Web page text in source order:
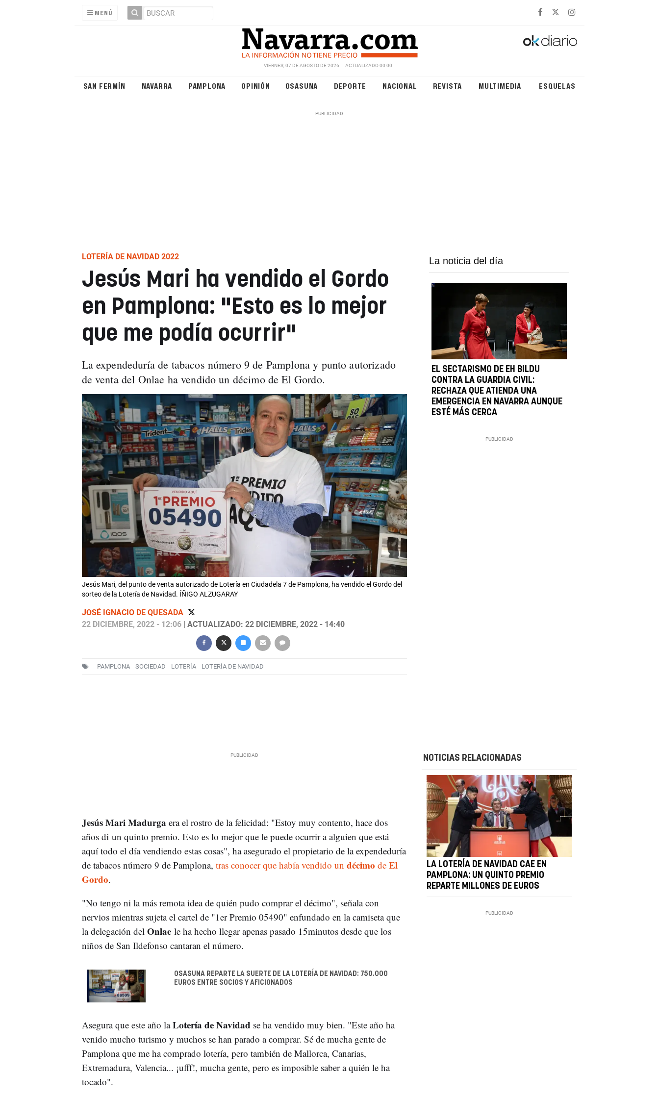
MENÚ
VIERNES, 07 DE AGOSTO DE 2026 ACTUALIZADO 00:00
SAN FERMÍN NAVARRA PAMPLONA OPINIÓN OSASUNA DEPORTE NACIONAL REVISTA MULTIMEDIA ESQUELAS
LOTERÍA DE NAVIDAD 2022
Jesús Mari ha vendido el Gordo
en Pamplona: "Esto es lo mejor
que me podía ocurrir"
La expendeduría de tabacos número 9 de Pamplona y punto autorizado
de venta del Onlae ha vendido un décimo de El Gordo.
Jesús Mari, del punto de venta autorizado de Lotería en Ciudadela 7 de Pamplona, ha vendido el Gordo del
sorteo de la Lotería de Navidad. ÍÑIGO ALZUGARAY
JOSÉ IGNACIO DE QUESADA
22 DICIEMBRE, 2022 - 12:06| ACTUALIZADO: 22 DICIEMBRE, 2022 - 14:40
PAMPLONA SOCIEDAD LOTERÍA LOTERÍA DE NAVIDAD
La noticia del día
EL SECTARISMO DE EH BILDU
CONTRA LA GUARDIA CIVIL:
RECHAZA QUE ATIENDA UNA
EMERGENCIA EN NAVARRA AUNQUE
ESTÉ MÁS CERCA
Jesús Mari Madurga era el rostro de la felicidad: "Estoy muy contento, hace dos
años di un quinto premio. Esto es lo mejor que le puede ocurrir a alguien que está
aquí todo el día vendiendo estas cosas", ha asegurado el propietario de la expendeduría
de tabacos número 9 de Pamplona, tras conocer que había vendido un décimo de El
Gordo.
"No tengo ni la más remota idea de quién pudo comprar el décimo", señala con
nervios mientras sujeta el cartel de "1er Premio 05490" enfundado en la camiseta que
la delegación del Onlaele ha hecho llegar apenas pasado 15minutos desde que los
niños de San Ildefonso cantaran el número.
OSASUNA REPARTE LA SUERTE DE LA LOTERÍA DE NAVIDAD: 750.000
EUROS ENTRE SOCIOS Y AFICIONADOS
Asegura que este año laLotería de Navidad se ha vendido muy bien. "Este año ha
venido mucho turismo y muchos se han parado a comprar. Sé de mucha gente de
Pamplona que me ha comprado lotería, pero también de Mallorca, Canarias,
Extremadura, Valencia... ¡ufff!, mucha gente, pero es imposible saber a quién le ha
tocado".
NOTICIAS RELACIONADAS
LA LOTERÍA DE NAVIDAD CAE EN
PAMPLONA: UN QUINTO PREMIO
REPARTE MILLONES DE EUROS